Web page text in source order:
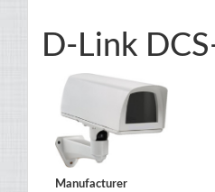
D-Link
Manufacturer